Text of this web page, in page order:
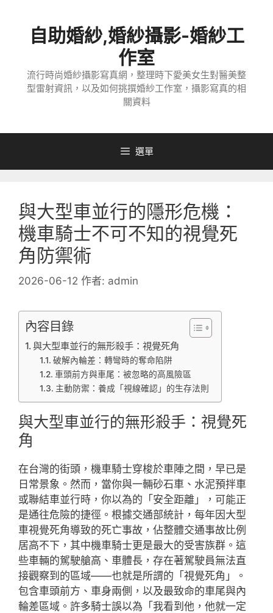
自助婚紗,婚紗攝影-婚紗工
作室
流行時尚婚紗攝影寫真網，整理時下愛美女生對醫美整
型雷射資訊，以及如何挑撰婚紗工作室，攝影寫真的相
關資料
選單
與大型車並行的隱形危機：
機車騎士不可不知的視覺死
角防禦術
2026-06-12 作者: admin
內容目錄
與大型車並行的無形殺手：視覺死角
破解內輪差：轉彎時的奪命陷阱
車頭前方與車尾：被忽略的高風險區
主動防禦：養成「視線確認」的生存法則
與大型車並行的無形殺手：視覺死
角
在台灣的街頭，機車騎士穿梭於車陣之間，早已是
日常景象。然而，當你與一輛砂石車、水泥預拌車
或聯結車並行時，你以為的「安全距離」，可能正
是通往危險的捷徑。根據交通部統計，每年因大型
車視覺死角導致的死亡事故，佔整體交通事故比例
居高不下，其中機車騎士更是最大的受害族群。這
些車輛的駕駛艙高、車體長，存在著駕駛員無法直
接觀察到的區域——也就是所謂的「視覺死角」。
包含車頭前方、車身兩側，以及最致命的車尾與內
輪差區域。許多騎士誤以為「我看到他，他就一定